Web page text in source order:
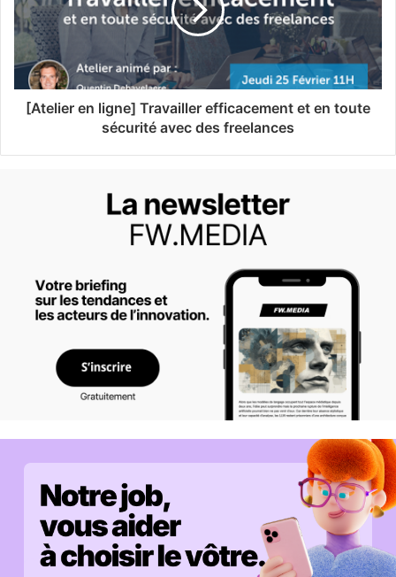
[Atelier en ligne] Travailler efficacement et en toute
sécurité avec des freelances